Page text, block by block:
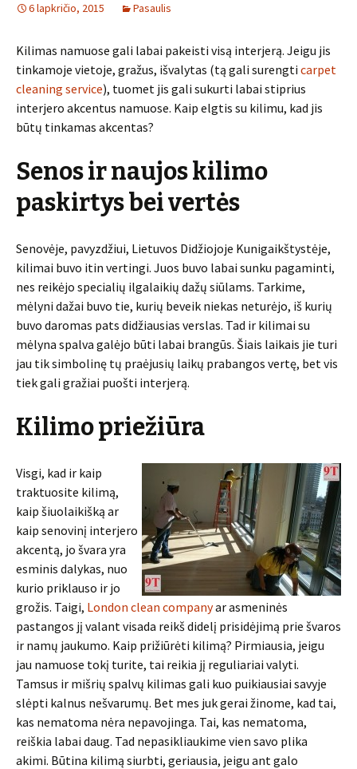
6 lapkričio, 2015 Pasaulis
Kilimas namuose gali labai pakeisti visą interjerą. Jeigu jis
tinkamoje vietoje, gražus, išvalytas (tą gali surengti carpet
cleaning service), tuomet jis gali sukurti labai stiprius
interjero akcentus namuose. Kaip elgtis su kilimu, kad jis
būtų tinkamas akcentas?
Senos ir naujos kilimo
paskirtys bei vertės
Senovėje, pavyzdžiui, Lietuvos Didžiojoje Kunigaikštystėje,
kilimai buvo itin vertingi. Juos buvo labai sunku pagaminti,
nes reikėjo specialių ilgalaikių dažų siūlams. Tarkime,
mėlyni dažai buvo tie, kurių beveik niekas neturėjo, iš kurių
buvo daromas pats didžiausias verslas. Tad ir kilimai su
mėlyna spalva galėjo būti labai brangūs. Šiais laikais jie turi
jau tik simbolinę tų praėjusių laikų prabangos vertę, bet vis
tiek gali gražiai puošti interjerą.
Kilimo priežiūra
Visgi, kad ir kaip
traktuosite kilimą,
kaip šiuolaikišką ar
kaip senovinį interjero
akcentą, jo švara yra
esminis dalykas, nuo
kurio priklauso ir jo
grožis. Taigi, London clean companyar asmeninės
pastangos jį valant visada reikš didelį prisidėjimą prie švaros
ir namų jaukumo. Kaip prižiūrėti kilimą? Pirmiausia, jeigu
jau namuose tokį turite, tai reikia jį reguliariai valyti.
Tamsus ir mišrių spalvų kilimas gali kuo puikiausiai savyje
slėpti kalnus nešvarumų. Bet mes juk gerai žinome, kad tai,
kas nematoma nėra nepavojinga. Tai, kas nematoma,
reiškia labai daug. Tad nepasikliaukime vien savo plika
akimi. Būtina kilimą siurbti, geriausia, jeigu ant galo